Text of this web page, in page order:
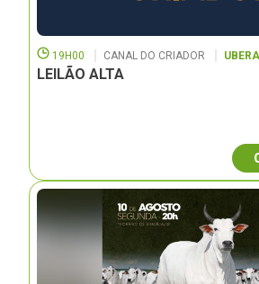
19H00 CANAL DO CRIADOR
LEILÃO ALTA